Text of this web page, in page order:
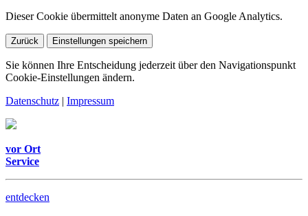
Dieser Cookie übermittelt anonyme Daten an Google Analytics.
Zurück Einstellungen speichern
Sie können Ihre Entscheidung jederzeit über den Navigationspunkt
Cookie-Einstellungen ändern.
Datenschutz | Impressum
vor Ort
Service
entdecken